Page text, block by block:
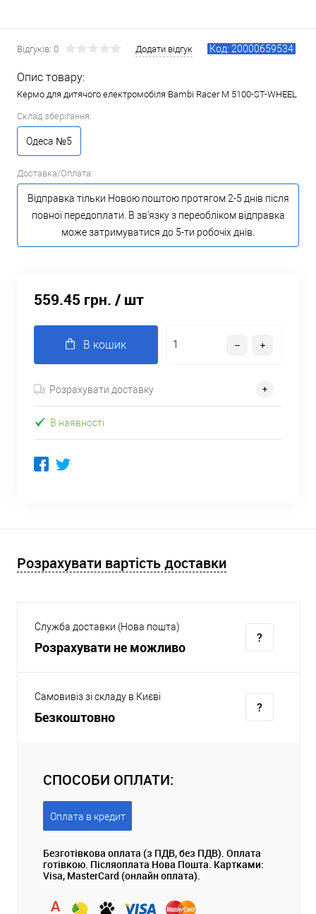
Відгуків: 0 Додати відгук Код: 20000659534
Опис товару:
Кермо для дитячого електромобіля Bambi Racer M 5100-ST-WHEEL
Склад зберігання:
Одеса №5
Доставка/Оплата:
Відправка тільки Новою поштою протягом 2-5 днів після
повної передоплати. В зв'язку з переобліком відправка
може затримуватися до 5-ти робочіх днів.
559.45 грн. / шт
В кошик
Розрахувати доставку
В наявності
Розрахувати вартість доставки
Служба доставки (Нова пошта)
Розрахувати не можливо
Самовивіз зі складу в Києві
Безкоштовно
СПОСОБИ ОПЛАТИ:
Оплата в кредит
Безготівкова оплата (з ПДВ, без ПДВ). Оплата
готівкою. Післяоплата Нова Пошта. Картками:
Visa, MasterCard (онлайн оплата).